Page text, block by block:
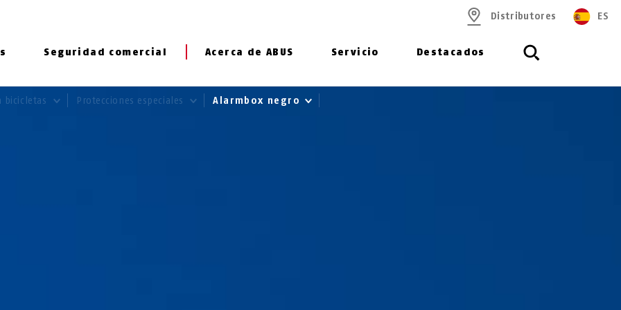
Seguridad comercial Acerca de ABUS Servicio Destacados
Distributores ES
bicicletas Protecciones especiales Alarmbox negro